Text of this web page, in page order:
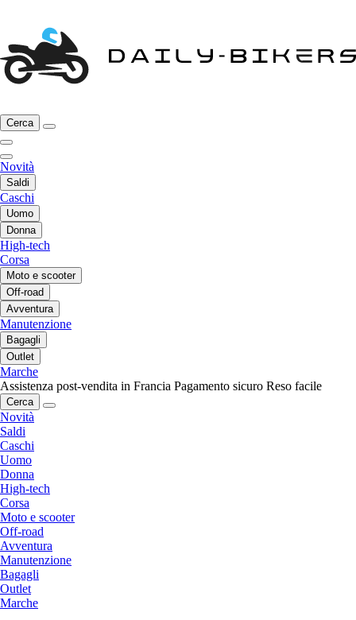
Cerca
Novità
Saldi
Caschi
Uomo
Donna
High-tech
Corsa
Moto e scooter
Off-road
Avventura
Manutenzione
Bagagli
Outlet
Marche
Assistenza post-vendita in Francia Pagamento sicuro Reso facile
Cerca
Novità
Saldi
Caschi
Uomo
Donna
High-tech
Corsa
Moto e scooter
Off-road
Avventura
Manutenzione
Bagagli
Outlet
Marche